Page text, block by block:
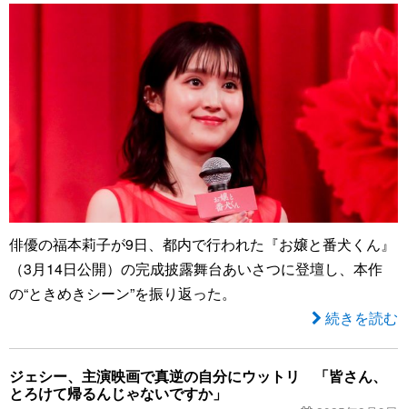
俳優の福本莉子が9日、都内で行われた『お嬢と番犬くん』
（3月14日公開）の完成披露舞台あいさつに登壇し、本作
の“ときめきシーン”を振り返った。
続きを読む
ジェシー、主演映画で真逆の自分にウットリ 「皆さん、
とろけて帰るんじゃないですか」